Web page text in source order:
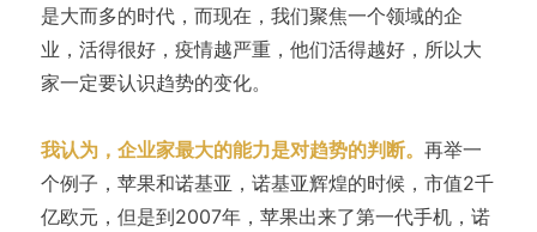
是大而多的时代，而现在，我们聚焦一个领域的企
业，活得很好，疫情越严重，他们活得越好，所以大
家一定要认识趋势的变化。
我认为，企业家最大的能力是对趋势的判断。 再举一
个例子，苹果和诺基亚，诺基亚辉煌的时候，市值2千
亿欧元，但是到2007年，苹果出来了第一代手机，诺